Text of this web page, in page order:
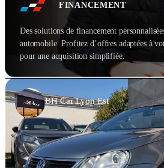
FINANCEMENT
Des solutions de financement
automobile. Profitez d’offres adaptées à
pour une acquisition simplifiée.
BH Car Lyon Est